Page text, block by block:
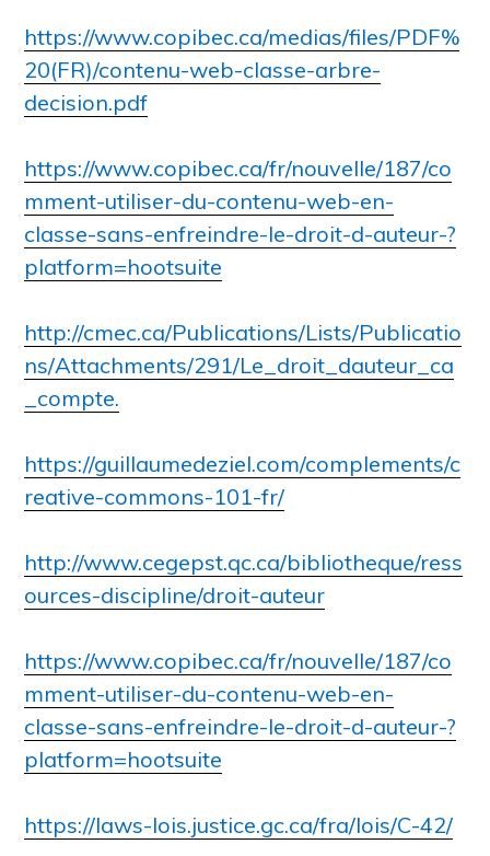
https://www.copibec.ca/medias/files/PDF%
20(FR)/contenu-web-classe-arbre-
decision.pdf
https://www.copibec.ca/fr/nouvelle/187/co
mment-utiliser-du-contenu-web-en-
classe-sans-enfreindre-le-droit-d-auteur-?
platform=hootsuite
http://cmec.ca/Publications/Lists/Publicatio
ns/Attachments/291/Le_droit_dauteur_ca
_compte.
https://guillaumedeziel.com/complements/c
reative-commons-101-fr/
http://www.cegepst.qc.ca/bibliotheque/ress
ources-discipline/droit-auteur
https://www.copibec.ca/fr/nouvelle/187/co
mment-utiliser-du-contenu-web-en-
classe-sans-enfreindre-le-droit-d-auteur-?
platform=hootsuite
https://laws-lois.justice.gc.ca/fra/lois/C-42/